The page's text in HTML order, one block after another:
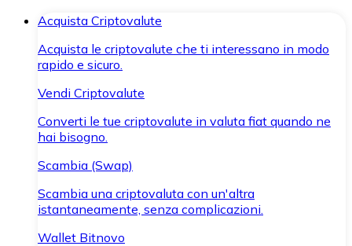
Acquista Criptovalute
Acquista le criptovalute che ti interessano in modo
rapido e sicuro.
Vendi Criptovalute
Converti le tue criptovalute in valuta fiat quando ne
hai bisogno.
Scambia (Swap)
Scambia una criptovaluta con un'altra
istantaneamente, senza complicazioni.
Wallet Bitnovo